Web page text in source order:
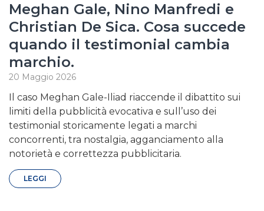
Meghan Gale, Nino Manfredi e
Christian De Sica. Cosa succede
quando il testimonial cambia
marchio.
20 Maggio 2026
Il caso Meghan Gale-Iliad riaccende il dibattito sui
limiti della pubblicità evocativa e sull’uso dei
testimonial storicamente legati a marchi
concorrenti, tra nostalgia, agganciamento alla
notorietà e correttezza pubblicitaria.
LEGGI